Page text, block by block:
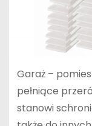
Garaż –
pełniące
stanowi